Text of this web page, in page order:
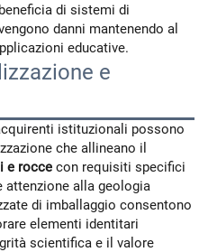
beneficia di sistemi di
danni mantenendo al
educative.
e
istituzionali possono
che allineano il
e rocce con requisiti specifici
alla geologia
di imballaggio consentono
elementi identitari
scientifica e il valore